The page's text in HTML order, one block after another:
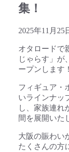
集！
2025年11月25
オタロードで
じゃらす」が
ープンします！
フィギュア・
いラインナッ
し、家族連れ
間を展開いた
大阪の賑わい
たくさんの方